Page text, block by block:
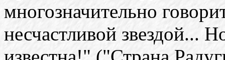
многозначительно
несчастливой звездой...